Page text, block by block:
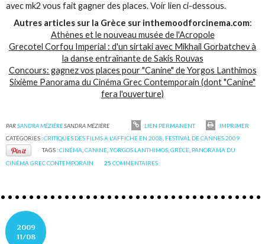
avec mk2 vous fait gagner des places. Voir lien ci-dessous.
Autres articles sur la Grèce sur inthemoodforcinema.com:
Athènes et le nouveau musée de l'Acropole
Grecotel Corfou Imperial : d'un sirtaki avec Mikhail Gorbatchev à
la danse entraînante de Sakis Rouvas
Concours: gagnez vos places pour "Canine" de Yorgos Lanthimos
Sixième Panorama du Cinéma Grec Contemporain (dont "Canine"
fera l'ouverture)
PARSANDRA MÉZIÈRESANDRA MÉZIÈRE LIEN PERMANENT
IMPRIMER
CATÉGORIES :CRITIQUES DES FILMS A L'AFFICHE EN 2008, FESTIVAL DE CANNES 2009
TAGS :CINÉMA,CANINE,YORGOS LANTHIMOS,GRÈCE, PANORAMA DU
CINÉMA GREC CONTEMPORAIN
25 COMMENTAIRES
2009
11/08